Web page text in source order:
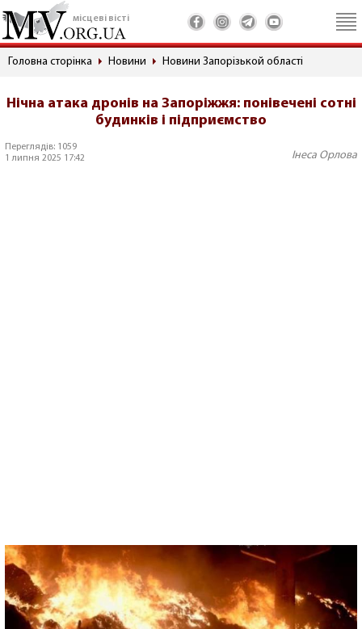
місцеві вісті
Головна сторінка Новини Новини Запорізькой області
Нічна атака дронів на Запоріжжя: понівечені сотні
будинків і підприємство
Переглядів: 1059
1 липня 2025 17:42
Інеса Орлова